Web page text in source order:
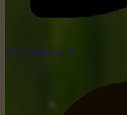
tel: +352 26 15 26